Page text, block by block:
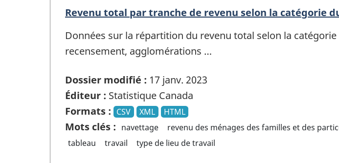
Revenu total par tranche de revenu selon la catégorie
Données sur la répartition du revenu total selon la
recensement, agglomérations …
Dossier modifié : 17 janv. 2023
Éditeur : Statistique Canada
Formats : CSV XML HTML
Mots clés : navettage revenu des ménages des familles et des
tableau
travail type de lieu de travail